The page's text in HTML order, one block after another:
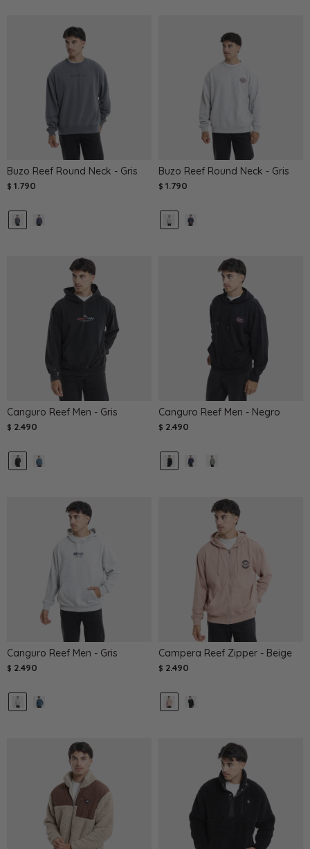
Buzo Reef Round Neck - Gris
$ 1.790
Buzo Reef Round Neck - Gris
$ 1.790
Canguro Reef Men - Gris
$ 2.490
Canguro Reef Men - Negro
$ 2.490
Canguro Reef Men - Gris
$ 2.490
Campera Reef Zipper - Beige
$ 2.490